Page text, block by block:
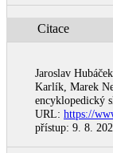
Citace
Jaroslav
Karlík, Marek
encyklopedický
URL: https://
přístup: 9. 8.